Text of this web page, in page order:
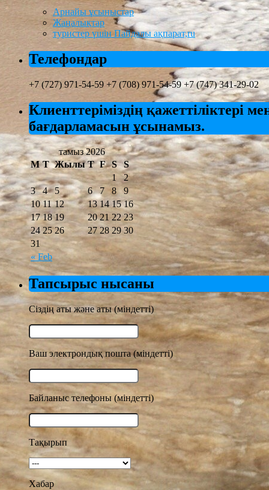
Арнайы ұсыныстар
Жаңалықтар
туристер үшін Пайдалы ақпарат,ru
Телефондар
+7 (727) 971-54-59 +7 (708) 971-54-59 +7 (747) 341-29-02
Клиенттеріміздің қажеттіліктері
бағдарламасын ұсынамыз.
тамыз 2026
М T Жылы T F S S
« Feb
1
2
3
4 5 6 7 8
9
10 11 12 13 14 15 16
17 18 19 20 21 22 23
24 25 26 27 28 29 30
31
Тапсырыс нысаны
Сіздің аты және аты (міндетті)
Ваш электрондық пошта (міндетті)
Байланыс телефоны (міндетті)
Тақырып
Хабар